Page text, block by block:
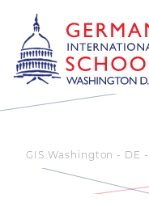
GIS Washington - DE